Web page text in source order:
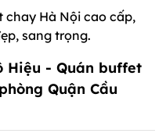
Hà Nội cao cấp,
sang trọng.
Hiệu - Quán buffet
Quận Cầu